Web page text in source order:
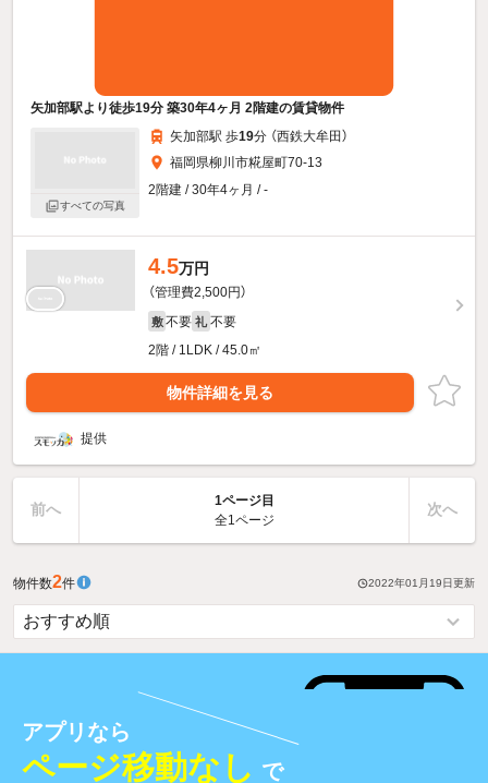
矢加部駅より徒歩19分 築30年4ヶ月 2階建の賃貸物件
すべての写真
矢加部駅 歩19分 （西鉄大牟田）
福岡県柳川市糀屋町70-13
2階建 / 30年4ヶ月 / -
4.5万円
（管理費2,500円）
敷 不要 礼 不要
2階 / 1LDK / 45.0㎡
物件詳細を見る
提供
前へ
1ページ目
全1ページ
次へ
物件数2件 2022年01月19日更新
アプリなら
ページ移動なし で